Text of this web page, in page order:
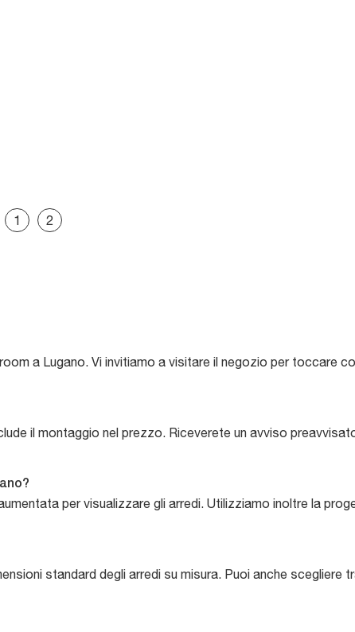
1 2
a Lugano. Vi invitiamo a visitare il negozio per toccare
il montaggio nel prezzo. Riceverete un avviso
per visualizzare gli arredi. Utilizziamo inoltre la
standard degli arredi su misura. Puoi anche scegliere